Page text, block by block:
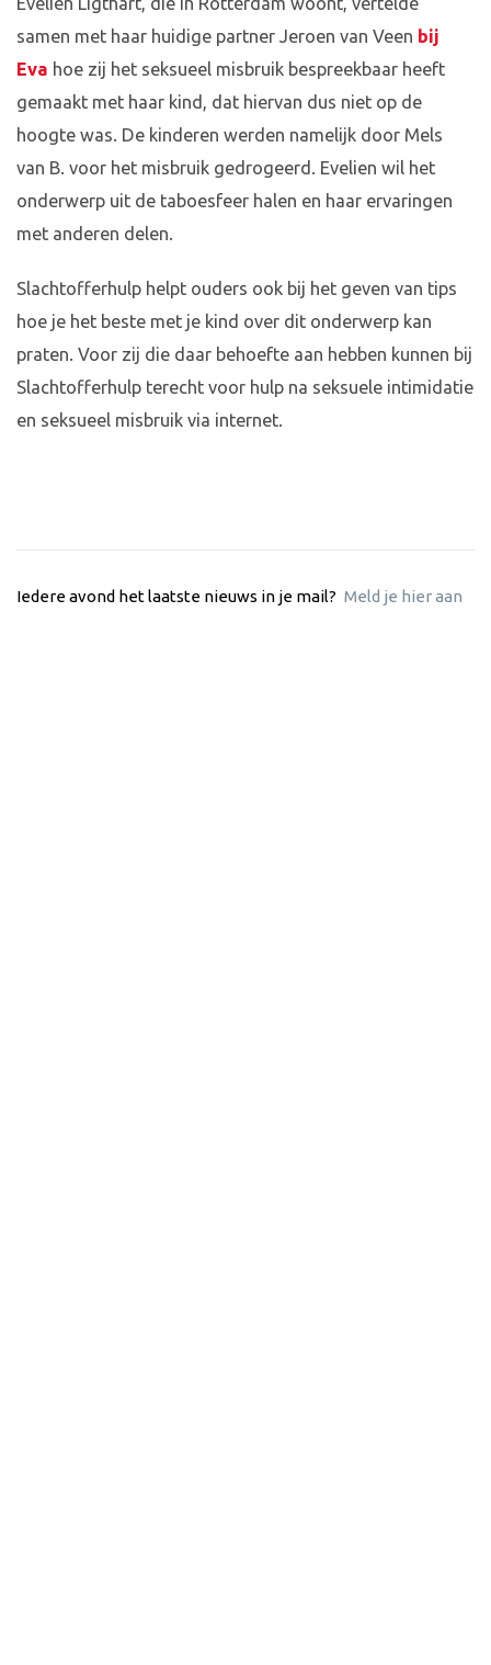
samen met haar huidige partner Jeroen van Veen bij
Eva hoe zij het seksueel misbruik bespreekbaar heeft
gemaakt met haar kind, dat hiervan dus niet op de
hoogte was. De kinderen werden namelijk door Mels
van B. voor het misbruik gedrogeerd. Evelien wil het
onderwerp uit de taboesfeer halen en haar ervaringen
met anderen delen.
Slachtofferhulp helpt ouders ook bij het geven van tips
hoe je het beste met je kind over dit onderwerp kan
praten. Voor zij die daar behoefte aan hebben kunnen bij
Slachtofferhulp terecht voor hulp na seksuele intimidatie
en seksueel misbruik via internet.
Iedere avond het laatste nieuws in je mail? Meld je hier aan